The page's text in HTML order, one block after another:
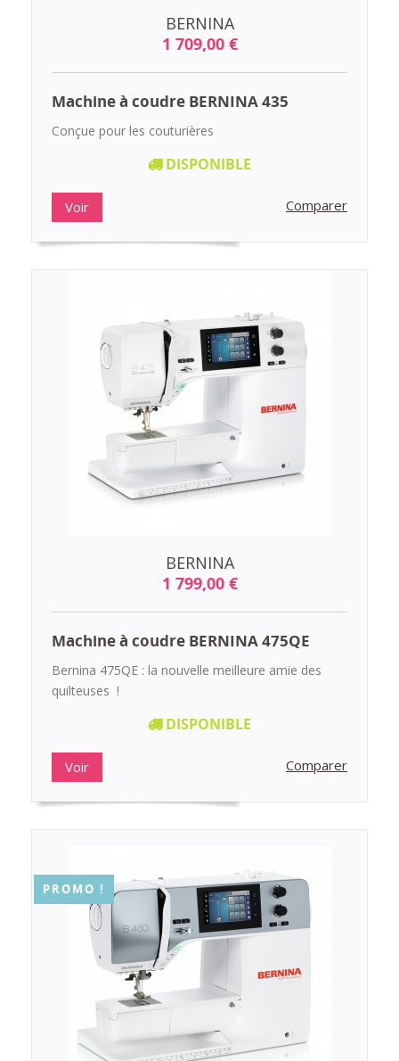
BERNINA
1 709,00 €
Machine à coudre BERNINA 435
Conçue pour les couturières
DISPONIBLE
Voir Comparer
BERNINA
1 799,00 €
Machine à coudre BERNINA 475QE
Bernina 475QE : la nouvelle meilleure amie des
quilteuses !
DISPONIBLE
Voir Comparer
PROMO !